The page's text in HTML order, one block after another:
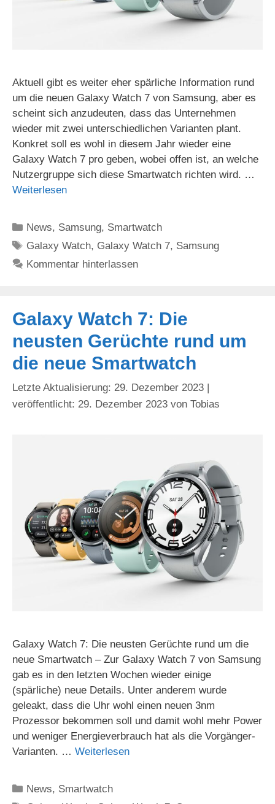
Aktuell gibt es weiter eher spärliche Information rund
um die neuen Galaxy Watch 7 von Samsung, aber es
scheint sich anzudeuten, dass das Unternehmen
wieder mit zwei unterschiedlichen Varianten plant.
Konkret soll es wohl in diesem Jahr wieder eine
Galaxy Watch 7 pro geben, wobei offen ist, an welche
Nutzergruppe sich diese Smartwatch richten wird. …
Weiterlesen
Kategorien
News, Samsung, Smartwatch
Schlagwörter
Galaxy Watch, Galaxy Watch 7, Samsung
Kommentar hinterlassen
Galaxy Watch 7: Die
neusten Gerüchte rund um
die neue Smartwatch
29. Dezember 2023
29. Dezember 2023 von Tobias
Galaxy Watch 7: Die neusten Gerüchte rund um die
neue Smartwatch – Zur Galaxy Watch 7 von Samsung
gab es in den letzten Wochen wieder einige
(spärliche) neue Details. Unter anderem wurde
geleakt, dass die Uhr wohl einen neuen 3nm
Prozessor bekommen soll und damit wohl mehr Power
und weniger Energieverbrauch hat als die Vorgänger-
Varianten. … Weiterlesen
Kategorien
News, Smartwatch